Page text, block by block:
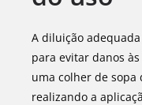
A diluição
para evitar danos
uma colher de
realizando a